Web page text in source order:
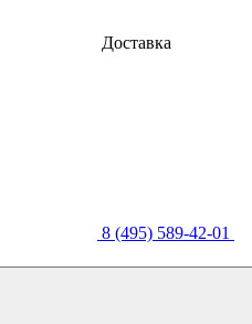
Доставка
8 (495) 589-42-01